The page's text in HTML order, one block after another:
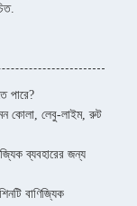
পারে?
কোলা, লেবু-লাইম, রুট
ব্যবহারের জন্য
বাণিজ্যিক